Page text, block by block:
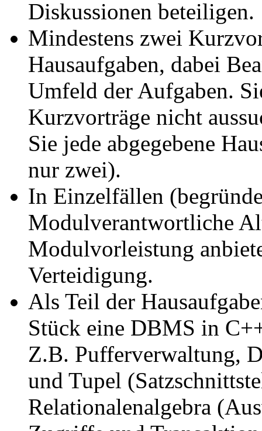
Diskussionen beteiligen.
Mindestens zwei
Hausaufgaben, dabei
Umfeld der Aufgaben.
Kurzvorträge nicht
Sie jede abgegebene
nur zwei).
In Einzelfällen
Modulverantwortliche
Modulvorleistung
Verteidigung.
Als Teil der
Stück eine DBMS in
Z.B. Pufferverwaltung,
und Tupel
Relationalenalgebra